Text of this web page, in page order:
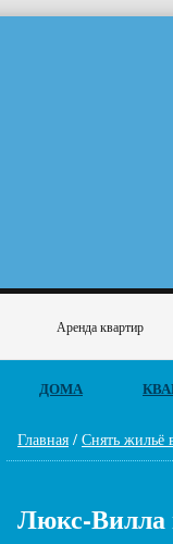
Аренда квартир
ДОМА
Главная / Снять жильё
Люкс-Вилла